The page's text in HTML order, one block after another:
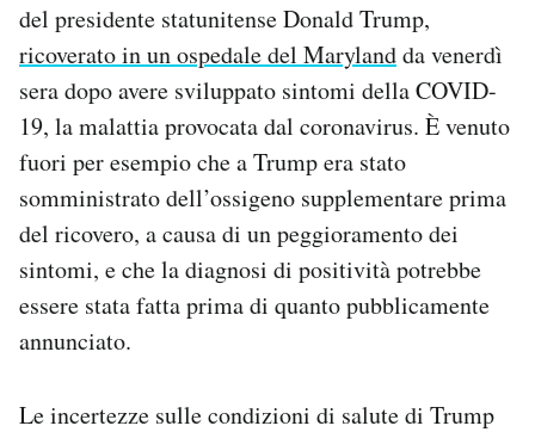
CALENDARIO
AREA PERSONALE
Area Personale
Newsletter
Notifiche mobile
Regala il Post
Hai bisogno di aiuto?
Esci
del presidente statunitense Donald Trump,
ricoverato in un ospedale del Marylandda venerdì
sera dopo avere sviluppato sintomi della COVID-
19, la malattia provocata dal coronavirus. È venuto
fuori per esempio che a Trump era stato
somministrato dell’ossigeno supplementare prima
del ricovero, a causa di un peggioramento dei
sintomi, e che la diagnosi di positività potrebbe
essere stata fatta prima di quanto pubblicamente
annunciato.
Le incertezze sulle condizioni di salute di Trump